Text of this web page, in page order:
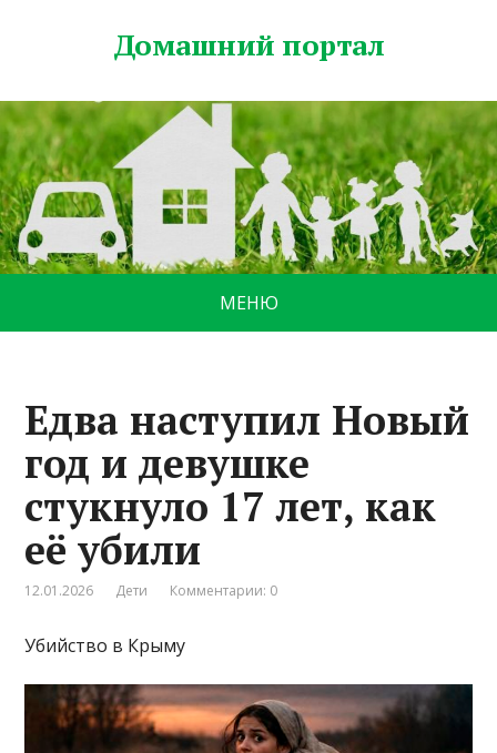
Домашний портал
МЕНЮ
Едва наступил Новый
год и девушке
стукнуло 17 лет, как
её убили
12.01.2026 Дети Комментарии: 0
Убийство в Крыму